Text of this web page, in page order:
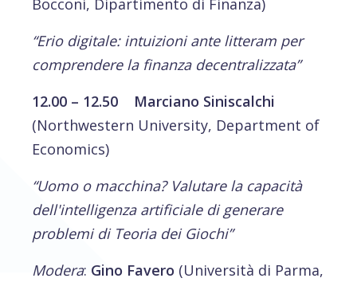
Bocconi, Dipartimento di Finanza)
“Erio digitale: intuizioni ante litteram per
comprendere la finanza decentralizzata”
12.00 – 12.50 Marciano Siniscalchi
(Northwestern University, Department of
Economics)
“Uomo o macchina? Valutare la capacità
dell'intelligenza artificiale di generare
problemi di Teoria dei Giochi”
Modera: Gino Favero (Università di Parma,